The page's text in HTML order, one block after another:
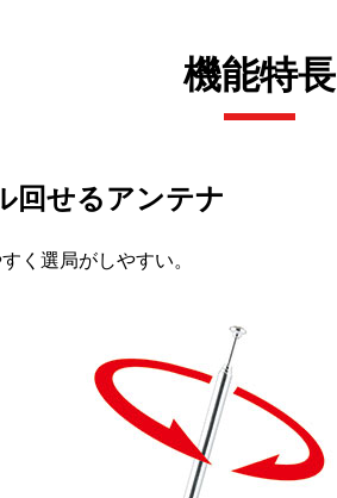
機能特長
回せるアンテナ
く選局がしやすい。